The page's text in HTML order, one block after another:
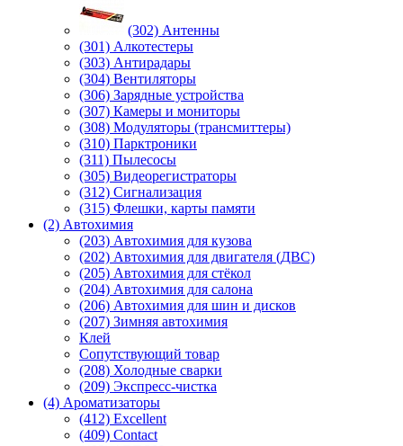
(302) Антенны
(301) Алкотестеры
(303) Антирадары
(304) Вентиляторы
(306) Зарядные устройства
(307) Камеры и мониторы
(308) Модуляторы (трансмиттеры)
(310) Парктроники
(311) Пылесосы
(305) Видеорегистраторы
(312) Сигнализация
(315) Флешки, карты памяти
(2) Автохимия
(203) Автохимия для кузова
(202) Автохимия для двигателя (ДВС)
(205) Автохимия для стёкол
(204) Автохимия для салона
(206) Автохимия для шин и дисков
(207) Зимняя автохимия
Клей
Сопутствующий товар
(208) Холодные сварки
(209) Экспреcс-чистка
(4) Ароматизаторы
(412) Excellent
(409) Contact